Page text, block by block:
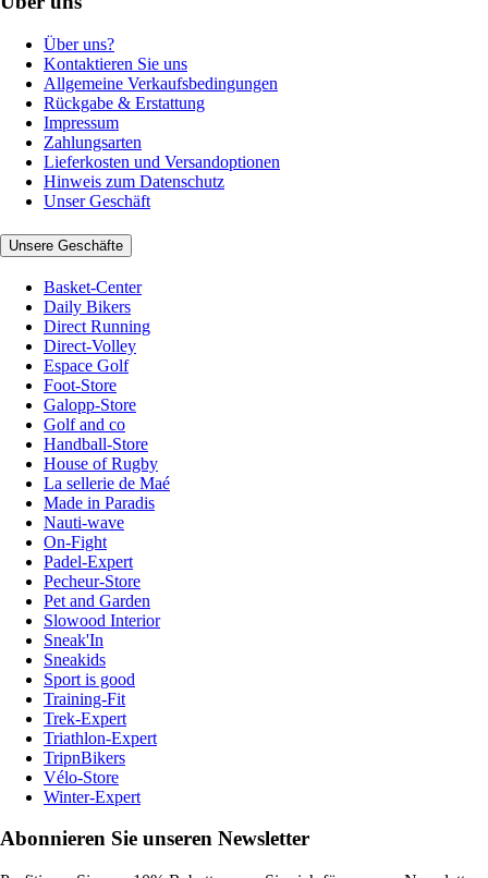
Über uns?
Kontaktieren Sie uns
Allgemeine Verkaufsbedingungen
Rückgabe & Erstattung
Impressum
Zahlungsarten
Lieferkosten und Versandoptionen
Hinweis zum Datenschutz
Unser Geschäft
Unsere Geschäfte
Basket-Center
Daily Bikers
Direct Running
Direct-Volley
Espace Golf
Foot-Store
Galopp-Store
Golf and co
Handball-Store
House of Rugby
La sellerie de Maé
Made in Paradis
Nauti-wave
On-Fight
Padel-Expert
Pecheur-Store
Pet and Garden
Slowood Interior
Sneak'In
Sneakids
Sport is good
Training-Fit
Trek-Expert
Triathlon-Expert
TripnBikers
Vélo-Store
Winter-Expert
Abonnieren Sie unseren Newsletter